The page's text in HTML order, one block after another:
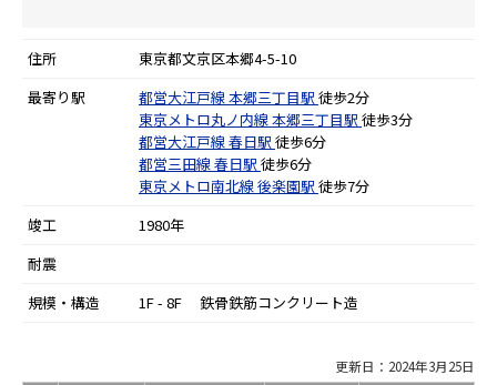
住所
東京都文京区本郷4-5-10
最寄り駅
都営大江戸線本郷三丁目駅 徒歩2分
東京メトロ丸ノ内線本郷三丁目駅 徒歩3分
都営大江戸線春日駅 徒歩6分
都営三田線春日駅 徒歩6分
東京メトロ南北線後楽園駅 徒歩7分
竣工
1980年
耐震
規模・構造
1F - 8F 鉄骨鉄筋コンクリート造
更新日：2024年3月25日